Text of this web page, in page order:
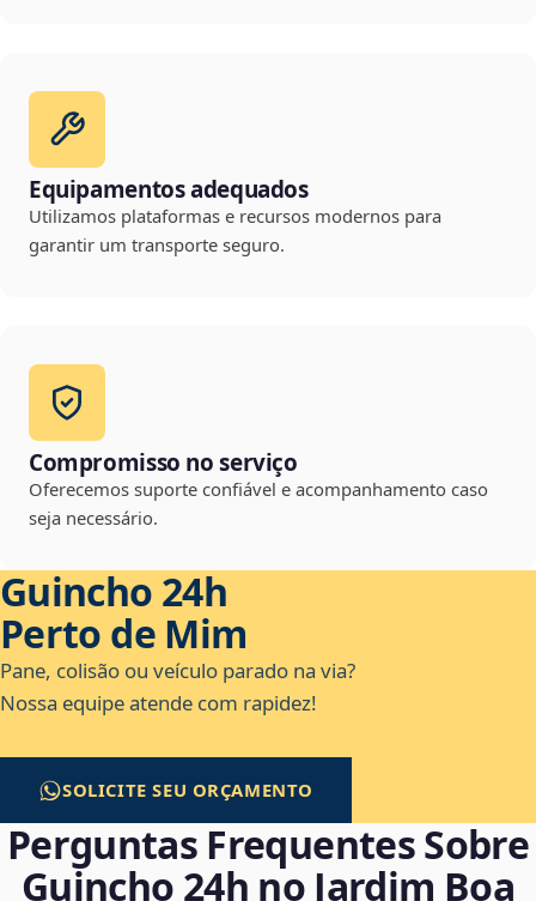
Equipamentos adequados
Utilizamos plataformas e recursos modernos para
garantir um transporte seguro.
Compromisso no serviço
Oferecemos suporte confiável e acompanhamento caso
seja necessário.
Guincho 24h
Perto de Mim
Pane, colisão ou veículo parado na via?
Nossa equipe atende com rapidez!
SOLICITE SEU ORÇAMENTO
Perguntas Frequentes Sobre
Guincho 24h no Jardim Boa